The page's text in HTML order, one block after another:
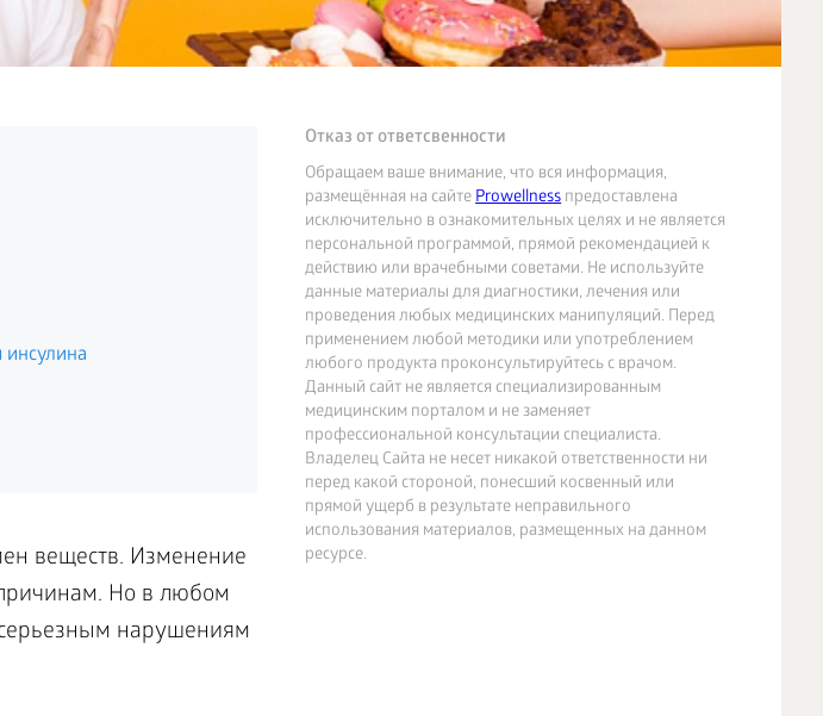
Отказ от ответсвенности
Обращаем ваше внимание, что вся информация,
размещённая на сайтеProwellnessпредоставлена
исключительно в ознакомительных целях и не является
персональной программой, прямой рекомендацией к
действию или врачебными советами. Не используйте
данные материалы для диагностики, лечения или
проведения любых медицинских манипуляций. Перед
применением любой методики или употреблением
любого продукта проконсультируйтесь с врачом.
Данный сайт не является специализированным
медицинским порталом и не заменяет
профессиональной консультации специалиста.
Владелец Сайта не несет никакой ответственности ни
перед какой стороной, понесший косвенный или
прямой ущерб в результате неправильного
использования материалов, размещенных на данном
ресурсе.
веществ. Изменение
Но в любом
серьезным нарушениям